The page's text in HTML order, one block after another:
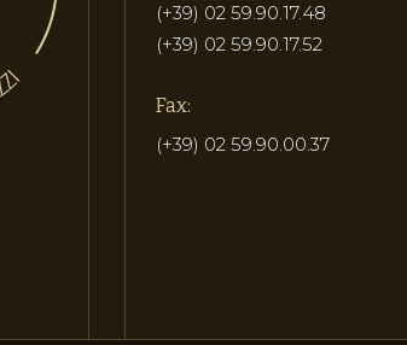
(+39) 02 59.90.17.48
(+39) 02 59.90.17.52
Fax:
(+39) 02 59.90.00.37